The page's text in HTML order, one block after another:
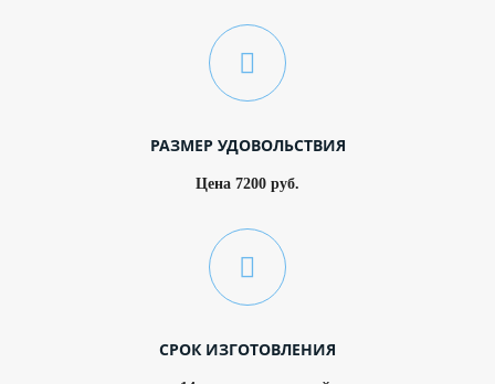
РАЗМЕР УДОВОЛЬСТВИЯ
Цена 7200 руб.
СРОК ИЗГОТОВЛЕНИЯ